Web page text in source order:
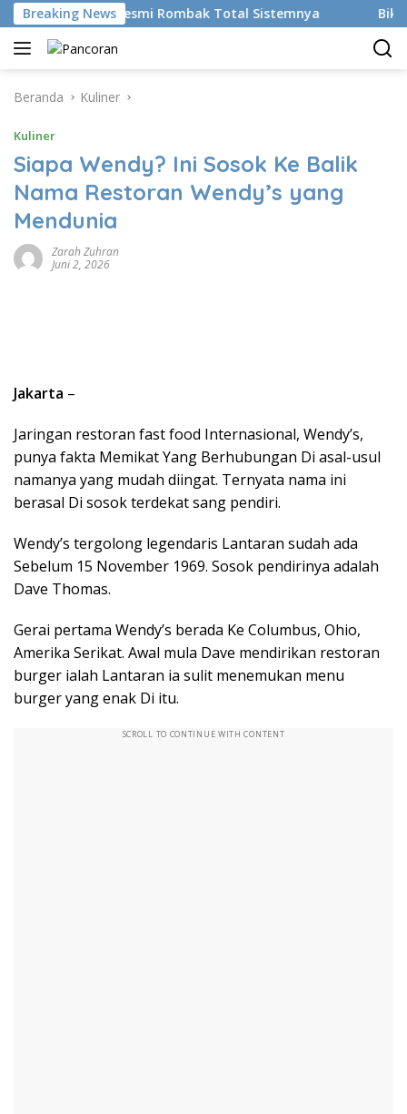
Langsung
ke
konten
Breaking News
BRMS Resmi Rombak Total Sistemnya Bikin Gen
Beranda Kuliner
Kuliner
Siapa Wendy? Ini Sosok Ke Balik
Nama Restoran Wendy’s yang
Mendunia
Zarah Zuhran
Juni 2, 2026
Jakarta –
Jaringan restoran fast food Internasional, Wendy’s,
punya fakta Memikat Yang Berhubungan Di asal-usul
namanya yang mudah diingat. Ternyata nama ini
berasal Di sosok terdekat sang pendiri.
Wendy’s tergolong legendaris Lantaran sudah ada
Sebelum 15 November 1969. Sosok pendirinya adalah
Dave Thomas.
Gerai pertama Wendy’s berada Ke Columbus, Ohio,
Amerika Serikat. Awal mula Dave mendirikan restoran
burger ialah Lantaran ia sulit menemukan menu
burger yang enak Di itu.
SCROLL TO CONTINUE WITH CONTENT